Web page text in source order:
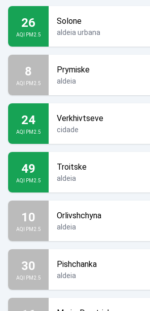
26
AQI PM2.5
Solone
aldeia urbana
8
AQI PM2.5
Prymiske
aldeia
24
AQI PM2.5
Verkhivtseve
cidade
49
AQI PM2.5
Troitske
aldeia
10
AQI PM2.5
Orlivshchyna
aldeia
30
AQI PM2.5
Pishchanka
aldeia